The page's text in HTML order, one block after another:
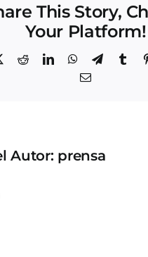
This Story,
Your Platform!
X RedditLinkedInWhatsApp
Telegram
Correo
Autor: prensa